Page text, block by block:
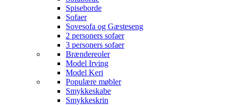
Spiseborde
Sofaer
Sovesofa og Gæsteseng
2 personers sofaer
3 personers sofaer
Brændereoler
Model Irving
Model Keri
Populære møbler
Smykkeskabe
Smykkeskrin